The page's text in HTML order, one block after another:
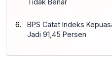
Tidak Benar
BPS Catat Indeks
Jadi 91,45 Persen